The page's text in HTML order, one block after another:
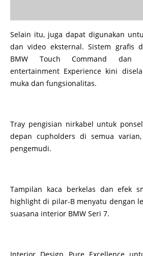
Selain itu, juga dapat digunakan
dan video eksternal. Sistem grafis
BMW Touch Command dan
entertainment Experience kini
muka dan fungsionalitas.
Tray pengisian nirkabel untuk
depan cupholders di semua
pengemudi.
Tampilan kaca berkelas dan efek
highlight di pilar-B menyatu dengan
suasana interior BMW Seri 7.